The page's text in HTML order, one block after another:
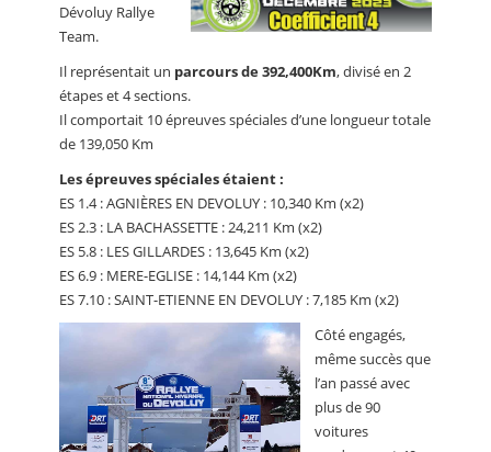
Dévoluy Rallye
Team.
Il représentait un parcours de 392,400Km, divisé en 2
étapes et 4 sections.
Il comportait 10 épreuves spéciales d’une longueur totale
de 139,050 Km
Les épreuves spéciales étaient :
ES 1.4 : AGNIÈRES EN DEVOLUY : 10,340 Km (x2)
ES 2.3 : LA BACHASSETTE : 24,211 Km (x2)
ES 5.8 : LES GILLARDES : 13,645 Km (x2)
ES 6.9 : MERE-EGLISE : 14,144 Km (x2)
ES 7.10 : SAINT-ETIENNE EN DEVOLUY : 7,185 Km (x2)
Côté engagés,
même succès que
l’an passé avec
plus de 90
voitures